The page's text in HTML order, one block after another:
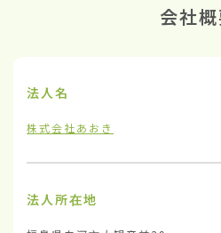
会社
法人名
株式会社あおき
法人所在地